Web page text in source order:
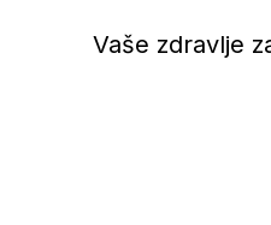
Vaše zdravlje